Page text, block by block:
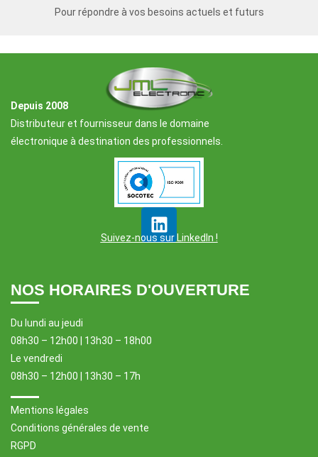
Pour répondre à vos besoins actuels et futurs
Depuis 2008
Distributeur et fournisseur dans le domaine
électronique à destination des professionnels.
Suivez-nous sur LinkedIn !
NOS HORAIRES D'OUVERTURE
Du lundi au jeudi
08h30 – 12h00 | 13h30 – 18h00
Le vendredi
08h30 – 12h00 | 13h30 – 17h
Mentions légales
Conditions générales de vente
RGPD